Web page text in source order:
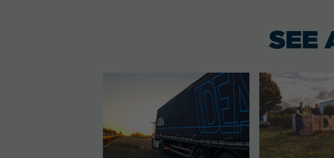
SEE